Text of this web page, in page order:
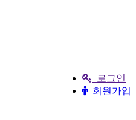
로그인
회원가입